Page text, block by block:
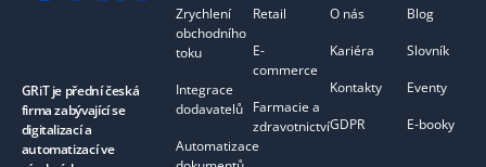
GRiT je přední česká
firma zabývající se
digitalizací a
automatizací ve
Zrychlení
obchodního
toku
Integrace
dodavatelů
Automatizace
Retail
E-
commerce
Farmacie a
zdravotnictví
O nás
Kariéra
Kontakty
GDPR
Blog
Slovník
Eventy
E-booky